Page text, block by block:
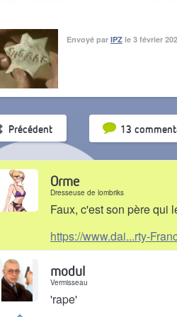
Envoyé par IPZ le 3 février
Précédent 13Tri par
Orme
Dresseuse de lombriks
Faux, c'est son père qui
https://www.dai...rty-
modul
Vermisseau
'rape'